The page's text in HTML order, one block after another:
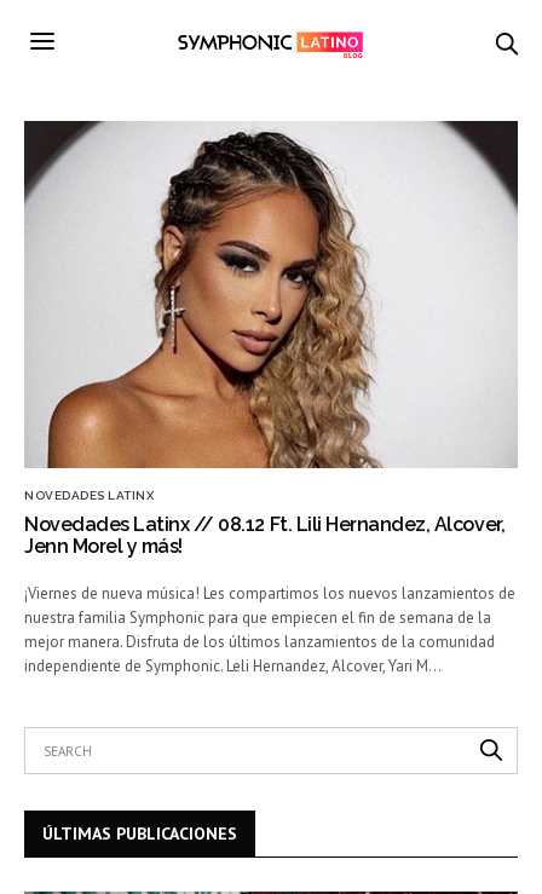
NOVEDADES LATINX
Novedades Latinx // 08.12 Ft. Lili Hernandez, Alcover,
Jenn Morel y más!
¡Viernes de nueva música! Les compartimos los nuevos lanzamientos de
nuestra familia Symphonic para que empiecen el fin de semana de la
mejor manera. Disfruta de los últimos lanzamientos de la comunidad
independiente de Symphonic. Leli Hernandez, Alcover, Yari M…
ÚLTIMAS PUBLICACIONES